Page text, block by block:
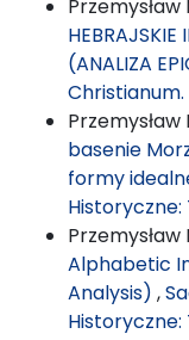
HEBRAJSKIE
(ANALIZA
Christianum.
basenie
formy
Historyczne:
Alphabetic
Analysis) ,
Historyczne: